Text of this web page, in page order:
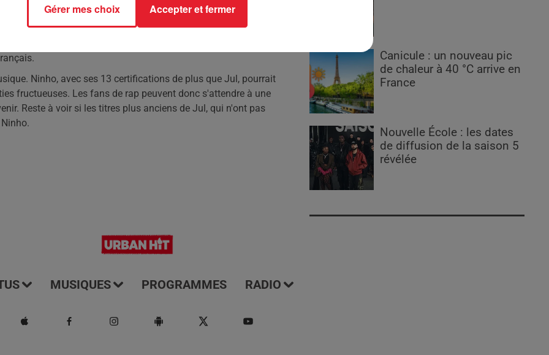
palmarès, incluant 'GTA' en collaboration avec Heuss l'Enfoiré,
oublier 'Aghju capitu' et 'J’fais que danser'. Ces succès
Ninho, avec ses 13 certifications de plus que Jul, pourrait
fructueuses. Les fans de rap peuvent donc s'attendre à une
Reste à voir si les titres plus anciens de Jul, qui n'ont pas
Canicule : un nouveau pic
de chaleur à 40 °C arrive en
France
Nouvelle École : les dates
de diffusion de la saison 5
révélée
MUSIQUES PROGRAMMES RADIO
Gérer mes choix Accepter et fermer